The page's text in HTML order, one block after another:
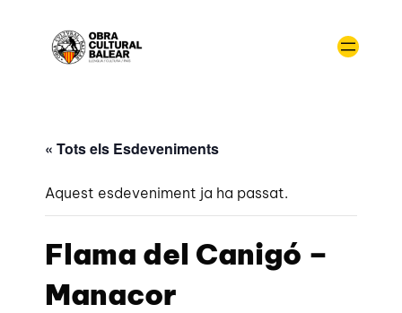
« Tots els Esdeveniments
Aquest esdeveniment ja ha passat.
Flama del Canigó –
Manacor